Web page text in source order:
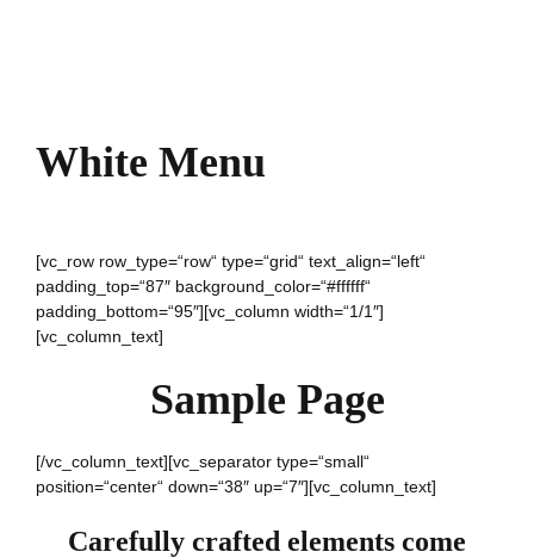
White Menu
[vc_row row_type=“row“ type=“grid“ text_align=“left“
padding_top=“87″ background_color=“#ffffff“
padding_bottom=“95″][vc_column width=“1/1″]
[vc_column_text]
Sample Page
[/vc_column_text][vc_separator type=“small“
position=“center“ down=“38″ up=“7″][vc_column_text]
Carefully crafted elements come